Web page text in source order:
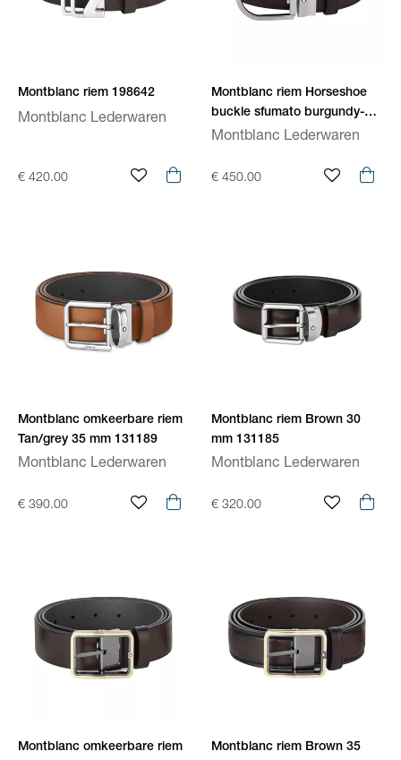
Montblanc riem 198642
Montblanc Lederwaren
€ 420.00
Montblanc riem Horseshoe
buckle sfumato burgundy-
tone 35 mm 131700
Montblanc Lederwaren
€ 450.00
Montblanc omkeerbare riem
Tan/grey 35 mm 131189
Montblanc Lederwaren
€ 390.00
Montblanc riem Brown 30
mm 131185
Montblanc Lederwaren
€ 320.00
Montblanc omkeerbare riem
Montblanc riem Brown 35